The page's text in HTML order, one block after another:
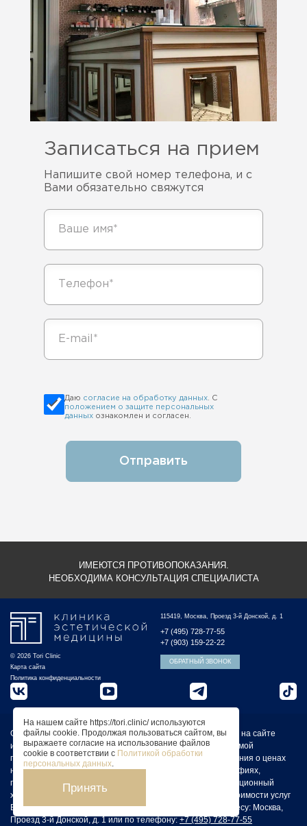
Записаться на прием
Напишите свой номер телефона, и с
Вами обязательно свяжутся
Даю согласие на обработку данных . С
положением о защите персональных
данных ознакомлен и согласен.
Отправить
ИМЕЮТСЯ ПРОТИВОПОКАЗАНИЯ.
НЕОБХОДИМА КОНСУЛЬТАЦИЯ СПЕЦИАЛИСТА
© 2026 Tori Clinic
Карта сайта
Политика конфиденциальности
115419, Москва, Проезд 3-й Донской, д. 1
+7 (495) 728-77-55
+7 (903) 159-22-22
ОБРАТНЫЙ ЗВОНОК
Обращаем Ваше внимание на то, что вся представленная на сайте
информация не является публичной офертой, определяемой
положениями статьи 437 Гражданского кодекса РФ. Сведения о ценах
на услуги Клиники, а также изображения услуг на фотографиях,
представленных на сайте, носят исключительно информационный
характер. Для получения более полной информации о стоимости услуг
Вы можете обратиться к администратору Клиники по адресу: Москва,
Проезд 3-й Донской, д. 1 или по телефону:+7 (495) 728-77-55
На нашем сайте https://tori.clinic/ используются
файлы cookie. Продолжая пользоваться сайтом, вы
выражаете согласие на использование файлов
cookie в соответствии с Политикой обработки
персональных данных.
Принять